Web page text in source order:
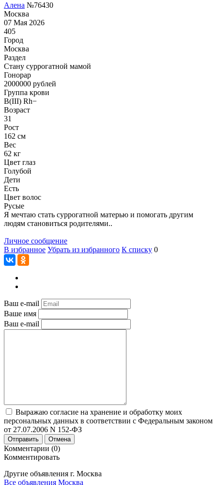
Алена №76430
Москва
07 Мая 2026
405
Город
Москва
Раздел
Cтану суррогатной мамой
Гонoрар
2000000 рублей
Группа крови
B(III) Rh−
Возраст
31
Рост
162 см
Вес
62 кг
Цвет глаз
Голубой
Дети
Есть
Цвет волос
Русые
Я мечтаю стать суррогатной матерью и помогать другим
людям становиться родителями..
Личное сообщение
В избранное Убрать из избранного К списку 0
Ваш e-mail
Ваше имя
Ваш e-mail
Выражаю согласие на хранение и обработку моих
персональных данных в соответствии с Федеральным законом
от 27.07.2006 N 152-ФЗ
Отправить Отмена
Комментарии (0)
Комментировать
Другие объявления г. Москва
Все объявления Москва